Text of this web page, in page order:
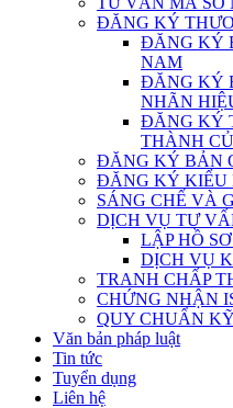
ĐĂNG KÝ
ĐĂNG KÝ
NAM
ĐĂNG KÝ
NHÃN
ĐĂNG KÝ
THÀNH
ĐĂNG KÝ BẢN
ĐĂNG KÝ KIỂU
SÁNG CHẾ VÀ
DỊCH VỤ TƯ
LẬP HỒ
DỊCH VỤ
TRANH CHẤP
CHỨNG NHẬN
QUY CHUẨN
Văn bản pháp luật
Tin tức
Tuyển dụng
Liên hệ